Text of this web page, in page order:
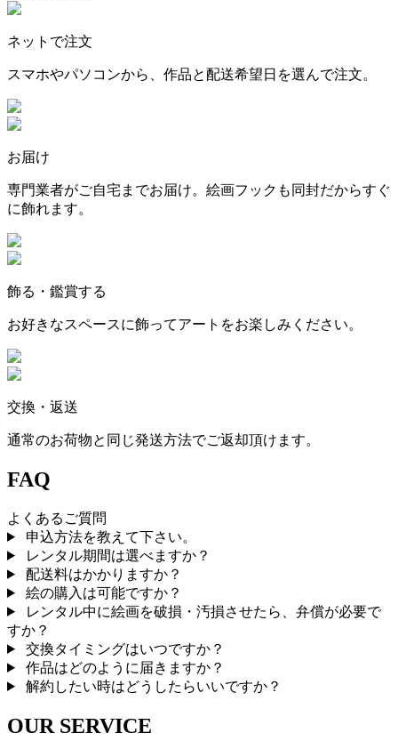
ネットで注文
スマホやパソコンから、作品と配送希望日を選んで注文。
お届け
専門業者がご自宅までお届け。絵画フックも同封だからすぐ
に飾れます。
飾る・鑑賞する
お好きなスペースに飾ってアートをお楽しみください。
交換・返送
通常のお荷物と同じ発送方法でご返却頂けます。
FAQ
よくあるご質問
申込方法を教えて下さい。
レンタル期間は選べますか？
配送料はかかりますか？
絵の購入は可能ですか？
レンタル中に絵画を破損・汚損させたら、弁償が必要で
すか？
交換タイミングはいつですか？
作品はどのように届きますか？
解約したい時はどうしたらいいですか？
OUR SERVICE